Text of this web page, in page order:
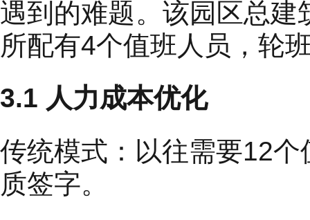
遇到的难题。该园区总
所配有4个值班人员，轮
3.1 人力成本优化
传统模式：以往需要12
质签字。